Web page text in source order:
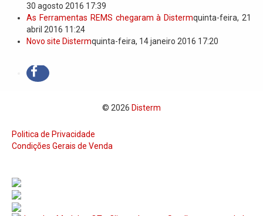
30 agosto 2016 17:39
As Ferramentas REMS chegaram à Distermquinta-feira, 21
abril 2016 11:24
Novo site Distermquinta-feira, 14 janeiro 2016 17:20
© 2026 Disterm
Politica de Privacidade
Condições Gerais de Venda